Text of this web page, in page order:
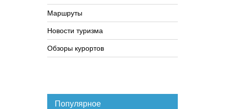
Маршруты
Новости туризма
Обзоры курортов
Популярное